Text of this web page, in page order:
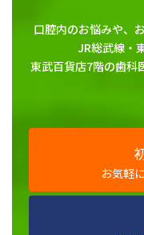
口腔内のお悩みや、
JR総武線・
東武百貨店7階の歯科
お気軽